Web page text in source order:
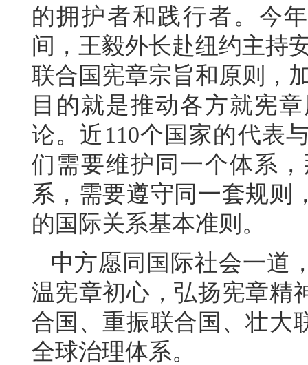
的拥护者和践行者。今
间，王毅外长赴纽约主持
联合国宪章宗旨和原则，
目的就是推动各方就宪
论。近110个国家的代表
们需要维护同一个体系
系，需要遵守同一套规则
的国际关系基本准则。
中方愿同国际社会一道
温宪章初心，弘扬宪章精
合国、重振联合国、壮大
全球治理体系。